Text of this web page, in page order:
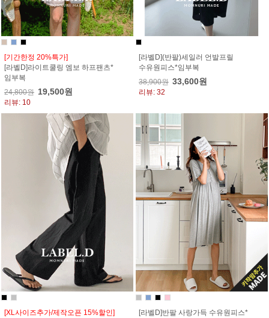
[기간한정 20%특가]
[라벨D]라이트쿨링 엠보 하프팬츠*
임부복
24,800원 19,500원
리뷰: 10
[라벨D](반팔)세일러 언발프릴
수유원피스*임부복
38,900원 33,600원
리뷰: 32
[XL사이즈추가/제작오픈 15%할인]
[라벨D]반팔 사랑가득 수유원피스*